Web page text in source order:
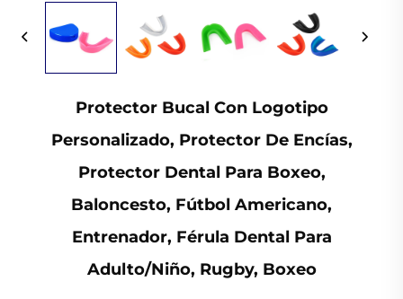
Protector Bucal Con Logotipo
Personalizado, Protector De Encías,
Protector Dental Para Boxeo,
Baloncesto, Fútbol Americano,
Entrenador, Férula Dental Para
Adulto/niño, Rugby, Boxeo